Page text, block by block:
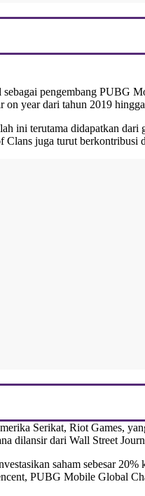
sebagai pengembang PUBG
on year dari tahun 2019
ini terutama didapatkan dari
juga turut berkontribusi
Serikat, Riot Games,
dilansir dari Wall Street
saham sebesar 20%
PUBG Mobile Global